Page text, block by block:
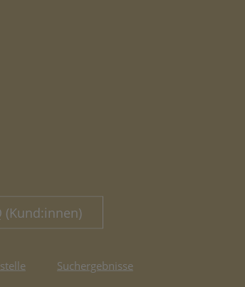
(Kund:innen)
Suchergebnisse